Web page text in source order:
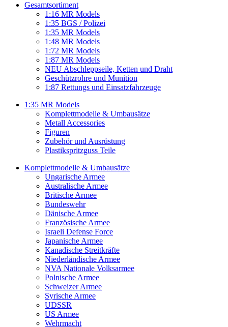
Gesamtsortiment
1:16 MR Models
1:35 BGS / Polizei
1:35 MR Models
1:48 MR Models
1:72 MR Models
1:87 MR Models
NEU Abschleppseile, Ketten und Draht
Geschützrohre und Munition
1:87 Rettungs und Einsatzfahrzeuge
1:35 MR Models
Komplettmodelle & Umbausätze
Metall Accessories
Figuren
Zubehör und Ausrüstung
Plastikspritzguss Teile
Komplettmodelle & Umbausätze
Ungarische Armee
Australische Armee
Britische Armee
Bundeswehr
Dänische Armee
Französische Armee
Israeli Defense Force
Japanische Armee
Kanadische Streitkräfte
Niederländische Armee
NVA Nationale Volksarmee
Polnische Armee
Schweizer Armee
Syrische Armee
UDSSR
US Armee
Wehrmacht